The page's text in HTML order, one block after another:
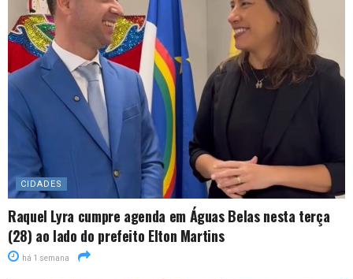
CIDADES
Raquel Lyra cumpre agenda em Águas Belas nesta terça
(28) ao lado do prefeito Elton Martins
há 1 semana